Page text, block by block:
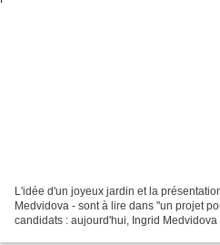
L'idée d'un joyeux jardin et la
Medvidova - sont à lire dans "un projet
candidats : aujourd'hui, Ingrid